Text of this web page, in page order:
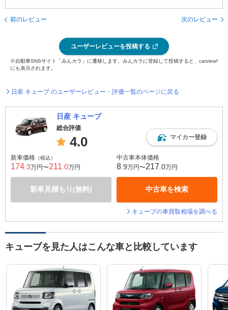
前のレビュー 次のレビュー
ユーザーレビューを投稿する
※自動車SNSサイト「みんカラ」に遷移します。みんカラに登録して投稿すると、carview!
にも表示されます。
日産 キューブ のユーザーレビュー・評価一覧のページに戻る
日産 キューブ
総合評価
4.0 マイカー登録
新車価格 （税込）
174 .3万円〜211 .0万円
新車見積もり(無料)
中古車本体価格
8 .9万円〜217 .0万円
中古車を検索
キューブの車買取相場を調べる
キューブを見た人はこんな車と比較しています